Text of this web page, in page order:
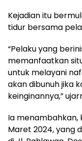
Kejadian itu
tidur bersama
“Pelaku yang
memanfaatkan
untuk melayani
akan dibunuh jika
keinginannya,”
Ia menambahkan,
Maret 2024, yang